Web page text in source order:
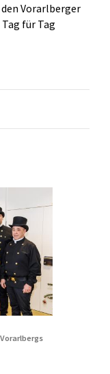
Vorarlberger
für Tag